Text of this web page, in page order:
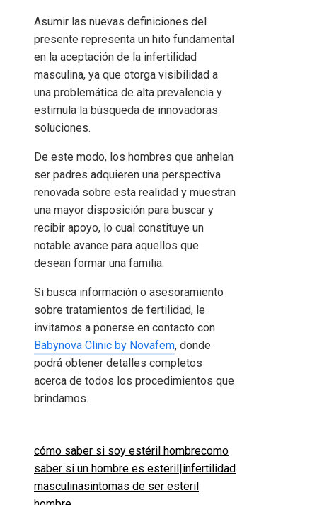
Asumir las nuevas definiciones del
presente representa un hito fundamental
en la aceptación de la infertilidad
masculina, ya que otorga visibilidad a
una problemática de alta prevalencia y
estimula la búsqueda de innovadoras
soluciones.
De este modo, los hombres que anhelan
ser padres adquieren una perspectiva
renovada sobre esta realidad y muestran
una mayor disposición para buscar y
recibir apoyo, lo cual constituye un
notable avance para aquellos que
desean formar una familia.
Si busca información o asesoramiento
sobre tratamientos de fertilidad, le
invitamos a ponerse en contacto con
Babynova Clinic by Novafem, donde
podrá obtener detalles completos
acerca de todos los procedimientos que
brindamos.
cómo saber si soy estéril hombrecomo
saber si un hombre es esteril| infertilidad
masculinasintomas de ser esteril